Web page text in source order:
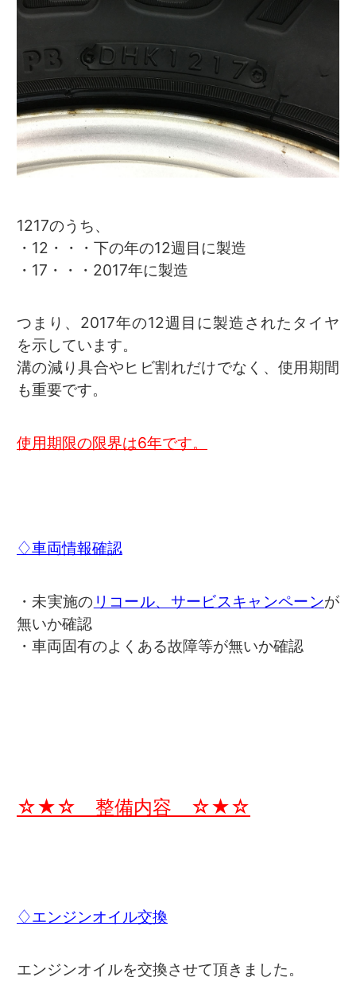
1217のうち、
・12・・・下の年の12週目に製造
・17・・・2017年に製造
つまり、2017年の12週目に製造されたタイヤ
を示しています。
溝の減り具合やヒビ割れだけでなく、使用期間
も重要です。
使用期限の限界は6年です。
♢車両情報確認
・未実施の リコール、サービスキャンペーンが
無いか確認
・車両固有のよくある故障等が無いか確認
☆★☆ 整備内容 ☆★☆
♢エンジンオイル交換
エンジンオイルを交換させて頂きました。